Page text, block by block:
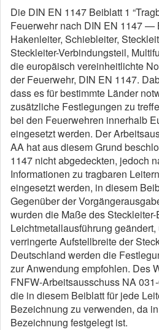
Die DIN EN 1147 Beiblatt 1
Feuerwehr nach DIN EN 1147 —
Hakenleiter, Schiebleiter,
Steckleiter-Verbindungsteil,
die europäisch vereinheitlichte
der Feuerwehr, DIN EN 1147.
dass es für bestimmte Länder
zusätzliche Festlegungen zu
bei den Feuerwehren innerhalb
eingesetzt werden. Der
AA hat aus diesem Grund
1147 nicht abgedeckten, jedoch
Informationen zu tragbaren
eingesetzt werden, in diesem
Gegenüber der
wurden die Maße des
Leichtmetallausführung
verringerte Aufstellbreite der
Deutschland werden die
zur Anwendung empfohlen. Des
FNFW-Arbeitsausschuss NA
die in diesem Beiblatt für jede
Bezeichnung zu verwenden, da
Bezeichnung festgelegt ist.